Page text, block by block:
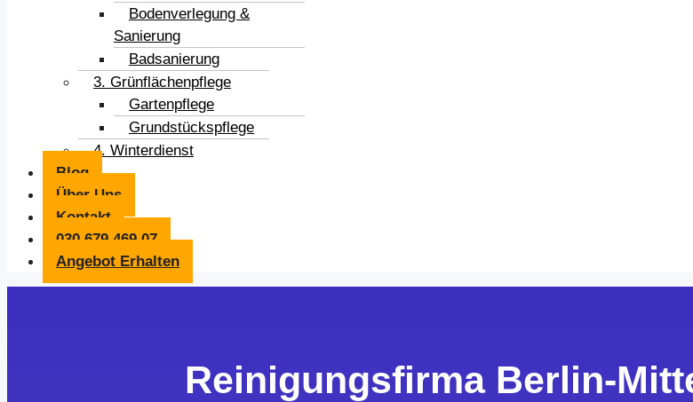
Bodenverlegung &
Sanierung
Badsanierung
3. Grünflächenpflege
Gartenpflege
Grundstückspflege
4. Winterdienst
Blog
Über Uns
Kontakt
030 679 469 07
Angebot Erhalten
Reinigungsfirma Berlin-